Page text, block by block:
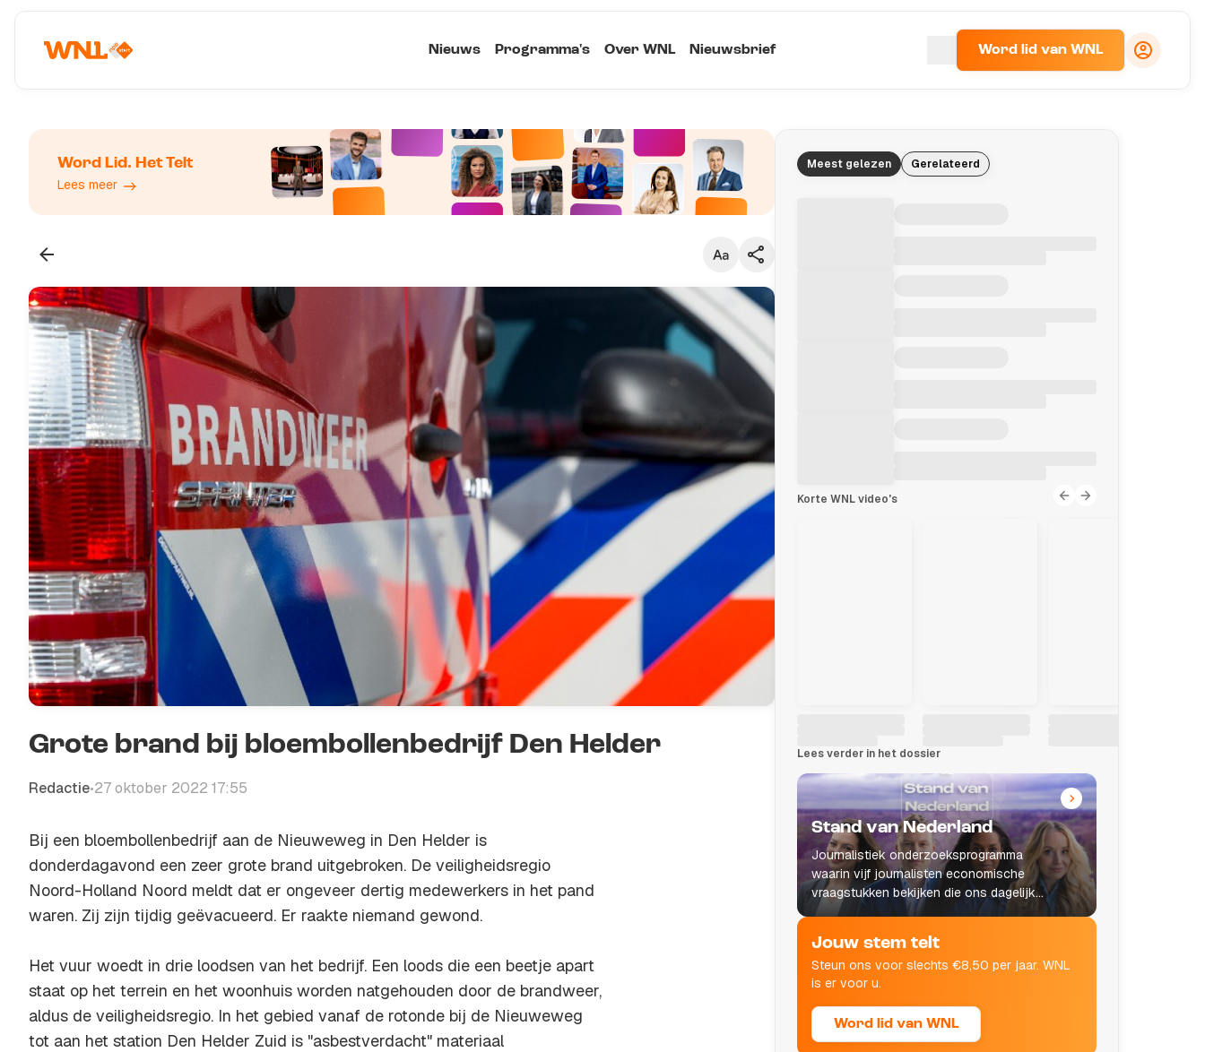
Nieuws Programma's Over WNL Nieuwsbrief Word lid van WNL
Word Lid. Het Telt
Lees meer
Klein
Standaard
Groot
Kopieer link
Grote brand bij bloembollenbedrijf Den Helder
Redactie•27 oktober 2022 17:55
Bij een bloembollenbedrijf aan de Nieuweweg in Den Helder is
donderdagavond een zeer grote brand uitgebroken. De veiligheidsregio
Noord-Holland Noord meldt dat er ongeveer dertig medewerkers in het pand
waren. Zij zijn tijdig geëvacueerd. Er raakte niemand gewond.
Het vuur woedt in drie loodsen van het bedrijf. Een loods die een beetje apart
staat op het terrein en het woonhuis worden natgehouden door de brandweer,
aldus de veiligheidsregio. In het gebied vanaf de rotonde bij de Nieuweweg
tot aan het station Den Helder Zuid is "asbestverdacht" materiaal
Meest gelezen Gerelateerd
Korte WNL video's
Lees verder in het dossier
Stand van Nederland
Journalistiek onderzoeksprogramma
waarin vijf journalisten economische
vraagstukken bekijken die ons dagelijks
leven raken.
Jouw stem telt
Steun ons voor slechts €8,50 per jaar. WNL
is er voor u.
Word lid van WNL